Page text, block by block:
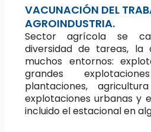
VACUNACIÓN DEL
AGROINDUSTRIA.
Sector agrícola se
diversidad de tareas, la
muchos entornos:
grandes
plantaciones,
explotaciones urbanas y
incluido el estacional en